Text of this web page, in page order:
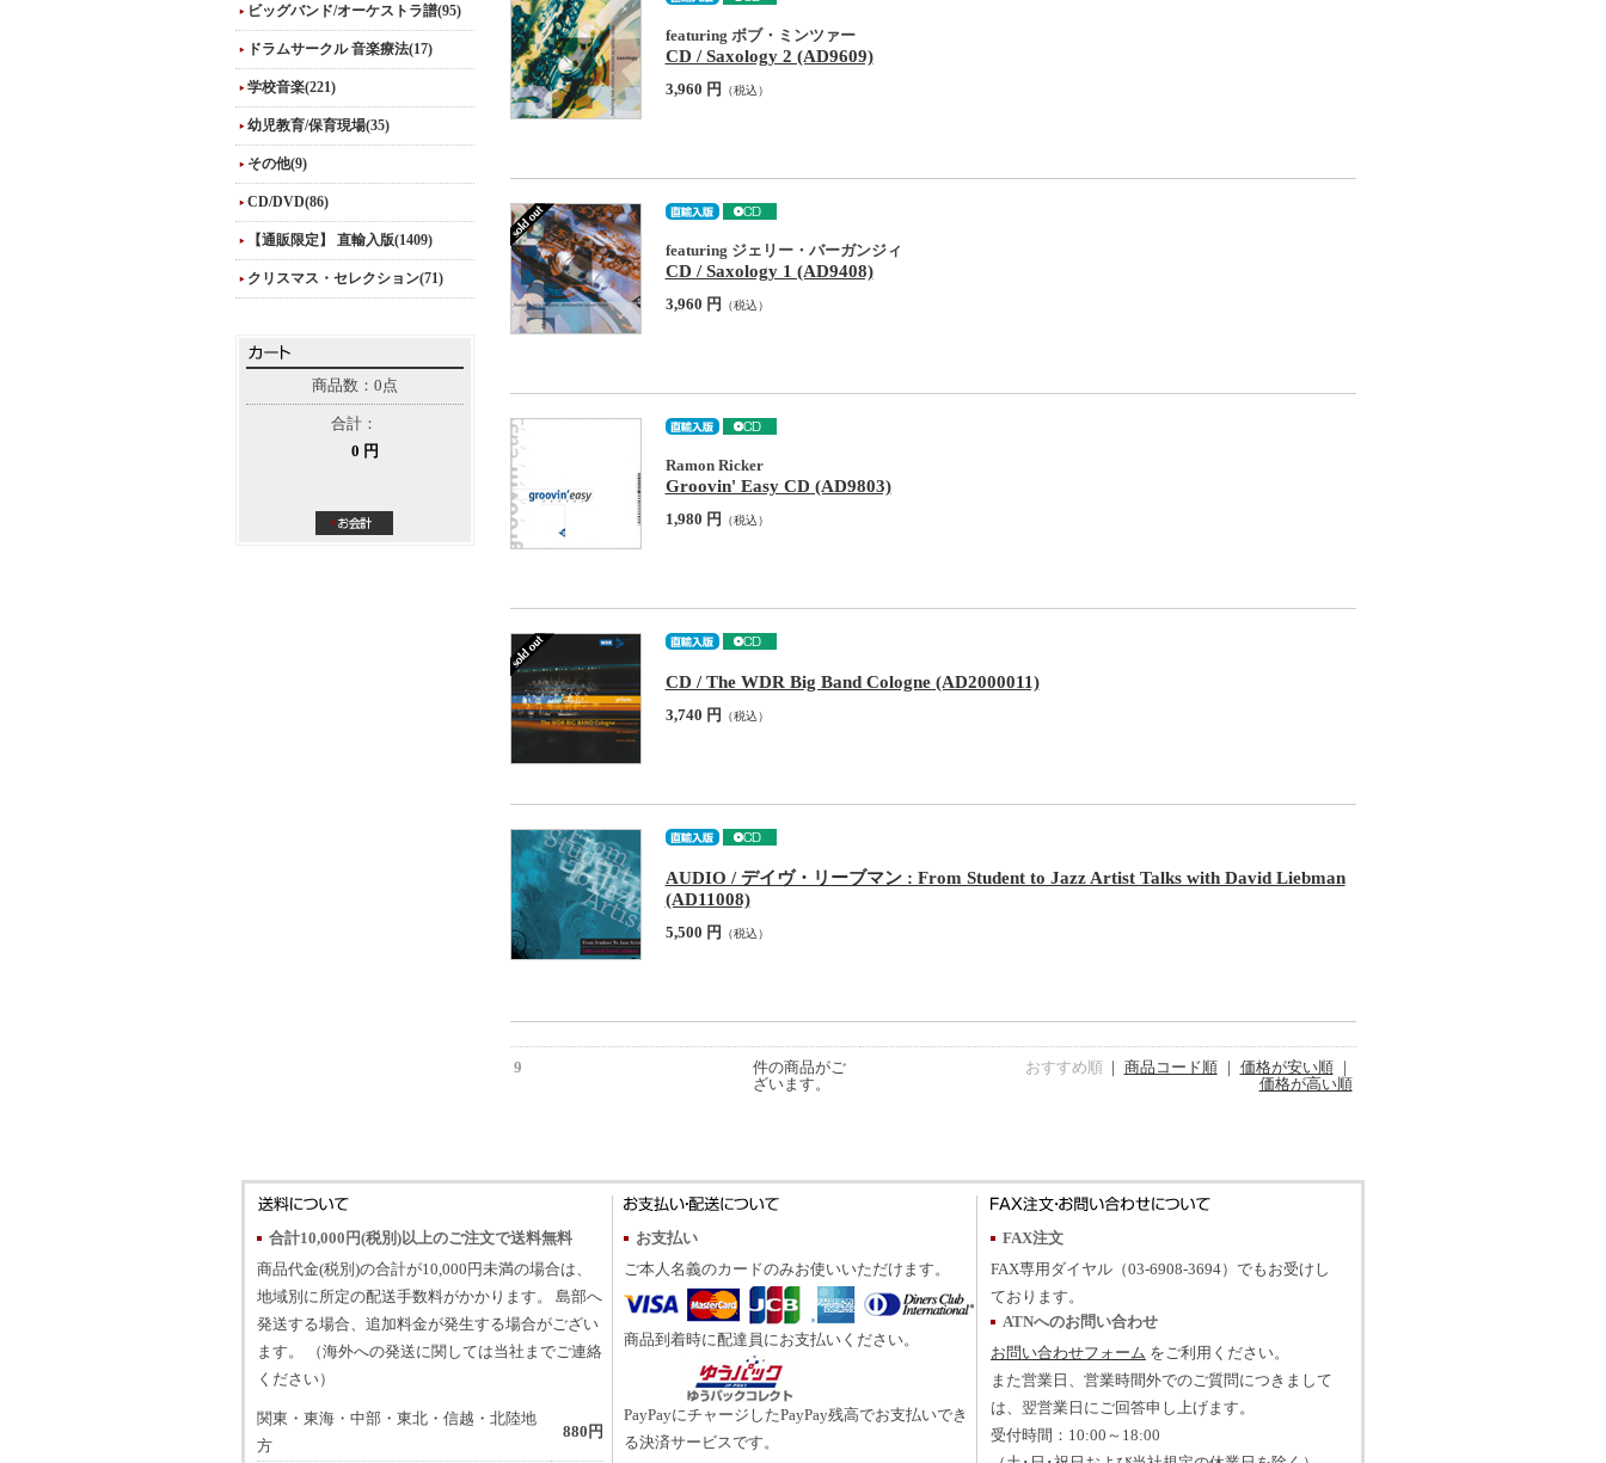
ビッグバンド/オーケストラ譜(95)
ドラムサークル 音楽療法(17)
学校音楽(221)
幼児教育/保育現場(35)
その他(9)
CD/DVD(86)
【通販限定】 直輸入版(1409)
クリスマス・セレクション(71)
商品数：0点
合計：
0 円
featuring ボブ・ミンツァー
CD / Saxology 2 (AD9609)
3,960 円 （税込）
featuring ジェリー・バーガンジィ
CD / Saxology 1 (AD9408)
3,960 円 （税込）
Ramon Ricker
Groovin' Easy CD (AD9803)
1,980 円 （税込）
CD / The WDR Big Band Cologne (AD2000011)
3,740 円 （税込）
AUDIO / デイヴ・リーブマン : From Student to Jazz Artist Talks with David Liebman
(AD11008)
5,500 円 （税込）
9
件の商品がご
ざいます。
おすすめ順 商品コード順 価格が安い順
価格が高い順
合計10,000円(税別)以上のご注文で送料無料
商品代金(税別)の合計が10,000円未満の場合は、
地域別に所定の配送手数料がかかります。 島部へ
発送する場合、追加料金が発生する場合がござい
ます。 （海外への発送に関しては当社までご連絡
ください）
関東・東海・中部・東北・信越・北陸地
方
880円
お支払い
ご本人名義のカードのみお使いいただけます。
商品到着時に配達員にお支払いください。
PayPayにチャージしたPayPay残高でお支払いでき
る決済サービスです。
FAX注文
FAX専用ダイヤル（03-6908-3694）でもお受けし
ております。
ATNへのお問い合わせ
お問い合わせフォーム をご利用ください。
また営業日、営業時間外でのご質問につきまして
は、翌営業日にご回答申し上げます。
受付時間：10:00～18:00